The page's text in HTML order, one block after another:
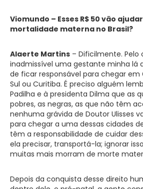
Viomundo – Esses R$ 50 vão
mortalidade materna no Brasil?
Alaerte Martins – Dificilmente. Pelo
inadmissível uma gestante minha lá
de ficar responsável para chegar em
Sul ou Curitiba. É preciso alguém
Padilha e à presidenta Dilma que as
pobres, as negras, as que não têm
nenhuma grávida de Doutor Ulisses
para chegar a uma dessas cidades
têm a responsabilidade de cuidar
ela precisar, transportá-la; ignorar
muitas mais morram de morte
Depois da conquista desse direito